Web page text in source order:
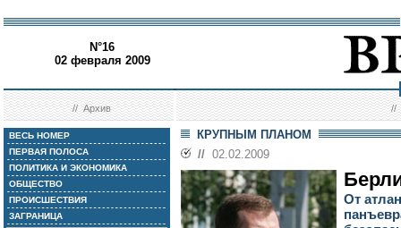
N°16
02 февраля 2009
//Архив //
ВЕСЬ НОМЕР
ПЕРВАЯ ПОЛОСА
ПОЛИТИКА И ЭКОНОМИКА
ОБЩЕСТВО
ПРОИСШЕСТВИЯ
ЗАГРАНИЦА
КРУПНЫМ ПЛАНОМ
// 02.02.2009
От